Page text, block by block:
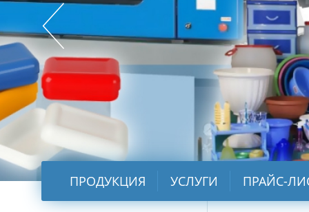
ПРОДУКЦИЯ УСЛУГИ ПРАЙС-